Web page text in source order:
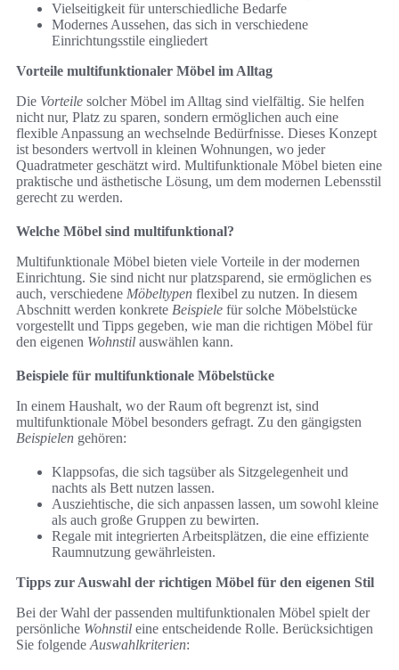
Vielseitigkeit für unterschiedliche Bedarfe
Modernes Aussehen, das sich in verschiedene
Einrichtungsstile eingliedert
Vorteile multifunktionaler Möbel im Alltag
Die Vorteile solcher Möbel im Alltag sind vielfältig. Sie helfen
nicht nur, Platz zu sparen, sondern ermöglichen auch eine
flexible Anpassung an wechselnde Bedürfnisse. Dieses Konzept
ist besonders wertvoll in kleinen Wohnungen, wo jeder
Quadratmeter geschätzt wird. Multifunktionale Möbel bieten eine
praktische und ästhetische Lösung, um dem modernen Lebensstil
gerecht zu werden.
Welche Möbel sind multifunktional?
Multifunktionale Möbel bieten viele Vorteile in der modernen
Einrichtung. Sie sind nicht nur platzsparend, sie ermöglichen es
auch, verschiedene Möbeltypen flexibel zu nutzen. In diesem
Abschnitt werden konkrete Beispiele für solche Möbelstücke
vorgestellt und Tipps gegeben, wie man die richtigen Möbel für
den eigenen Wohnstil auswählen kann.
Beispiele für multifunktionale Möbelstücke
In einem Haushalt, wo der Raum oft begrenzt ist, sind
multifunktionale Möbel besonders gefragt. Zu den gängigsten
Beispielen gehören:
Klappsofas, die sich tagsüber als Sitzgelegenheit und
nachts als Bett nutzen lassen.
Ausziehtische, die sich anpassen lassen, um sowohl kleine
als auch große Gruppen zu bewirten.
Regale mit integrierten Arbeitsplätzen, die eine effiziente
Raumnutzung gewährleisten.
Tipps zur Auswahl der richtigen Möbel für den eigenen Stil
Bei der Wahl der passenden multifunktionalen Möbel spielt der
persönliche Wohnstil eine entscheidende Rolle. Berücksichtigen
Sie folgende Auswahlkriterien: